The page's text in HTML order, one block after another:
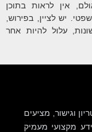
אין לראות בתוכן
יש לציין, בפירוש,
עלול להיות אחר
וגישור, מציעים
מקצועי מעמיק